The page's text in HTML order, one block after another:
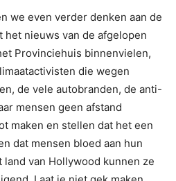
we even verder denken aan de
nieuws van de afgelopen
Provinciehuis binnenvielen,
die wegen
de vele autobranden, de anti-
mensen geen afstand
maken en stellen dat het een
dat mensen bloed aan hun
van Hollywood kunnen ze